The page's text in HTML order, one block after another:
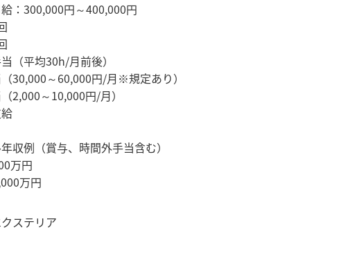
：300,000円～400,000円
（平均30h/月前後）
30,000～60,000円/月※規定あり）
2,000～10,000円/月）
収例（賞与、時間外手当含む）
万円
万円
ステリア